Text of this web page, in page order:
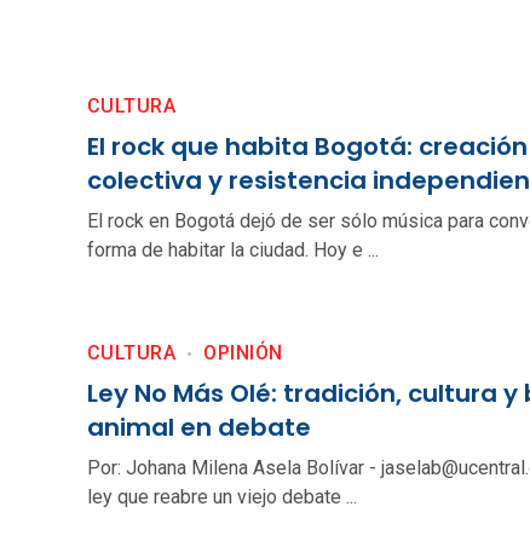
El rock que habita Bogotá: creación
colectiva y resistencia
CULTURA
El rock en Bogotá dejó de ser sólo música para
forma de habitar la ciudad. Hoy e ...
Ley No Más Olé: tradición, cultura
animal en debate
CULTURA OPINIÓN
Por: Johana Milena Asela Bolívar -
ley que reabre un viejo debate ...